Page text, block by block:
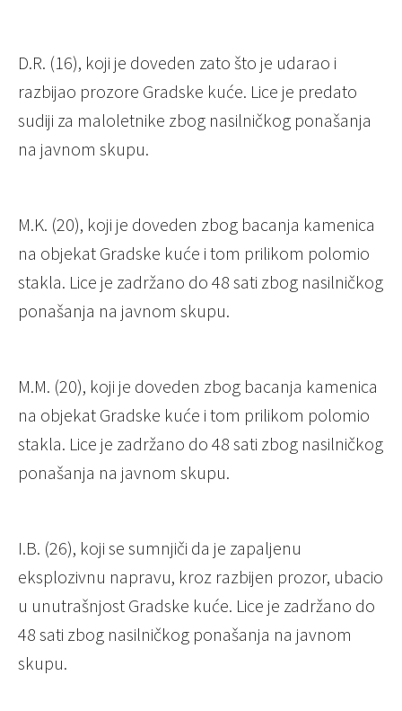
D.R. (16), koji je doveden zato što je udarao i
razbijao prozore Gradske kuće. Lice je predato
sudiji za maloletnike zbog nasilničkog ponašanja
na javnom skupu.
M.K. (20), koji je doveden zbog bacanja kamenica
na objekat Gradske kuće i tom prilikom polomio
stakla. Lice je zadržano do 48 sati zbog nasilničkog
ponašanja na javnom skupu.
M.M. (20), koji je doveden zbog bacanja kamenica
na objekat Gradske kuće i tom prilikom polomio
stakla. Lice je zadržano do 48 sati zbog nasilničkog
ponašanja na javnom skupu.
I.B. (26), koji se sumnjiči da je zapaljenu
eksplozivnu napravu, kroz razbijen prozor, ubacio
u unutrašnjost Gradske kuće. Lice je zadržano do
48 sati zbog nasilničkog ponašanja na javnom
skupu.